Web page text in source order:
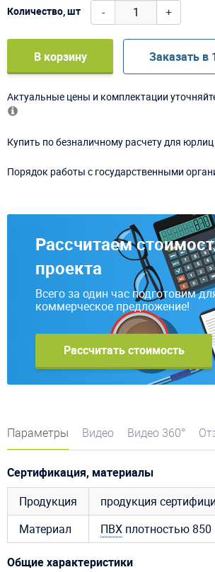
Количество, шт - +
В корзину Заказать в
Актуальные цены и комплектации
Купить по безналичному расчету для юрлиц
Порядок работы с государственными
Рассчитаем
проекта
Всего за один час подготовим
коммерческое предложение!
Рассчитать стоимость
Параметры Видео Видео 360°
Сертификация, материалы
Продукция
продукция
Материал
ПВХ плотностью 850
Общие характеристики